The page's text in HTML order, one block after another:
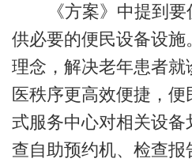
《方案》中提到
供必要的便民设备设
理念，解决老年患者
医秩序更高效便捷，
式服务中心对相关设
查自助预约机、检查